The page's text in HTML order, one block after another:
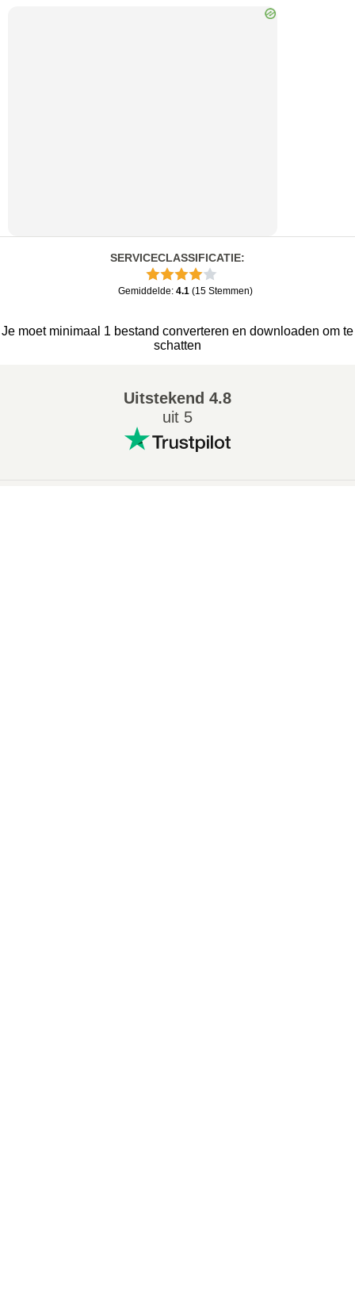
SERVICECLASSIFICATIE:
Gemiddelde: 4.1 (15 Stemmen)
Je moet minimaal 1 bestand converteren en downloaden om te
schatten
Uitstekend 4.8
uit 5